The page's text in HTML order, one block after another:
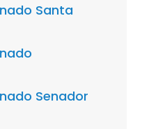
Santa
Senador